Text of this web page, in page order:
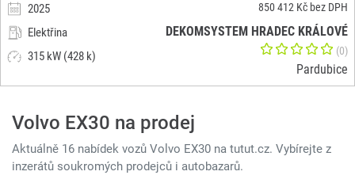
2025
Elektřina
315 kW (428 k)
850 412 Kč bez DPH
DEKOMSYSTEM HRADEC KRÁLOVÉ
(0)
Pardubice
Volvo EX30 na prodej
Aktuálně 16 nabídek vozů Volvo EX30 na tutut.cz. Vybírejte z
inzerátů soukromých prodejců i autobazarů.